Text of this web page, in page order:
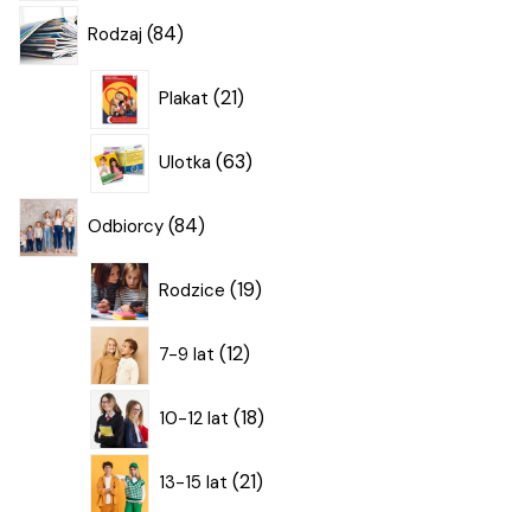
Rodzaj 84
84
produkty
Plakat 21
21
produktów
Ulotka 63
63
produkty
Odbiorcy 84
84
produkty
Rodzice 19
19
produktów
7-9 lat 12
12
produktów
10-12 lat 18
18
produktów
13-15 lat 21
21
produktów